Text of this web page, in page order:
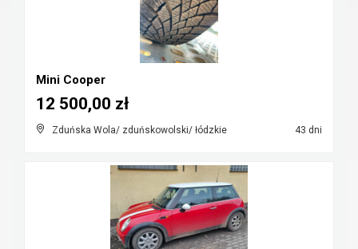
Mini Cooper
Zduńska Wola/ zduńskowolski/ łódzkie 43 dni
12 500,00 zł